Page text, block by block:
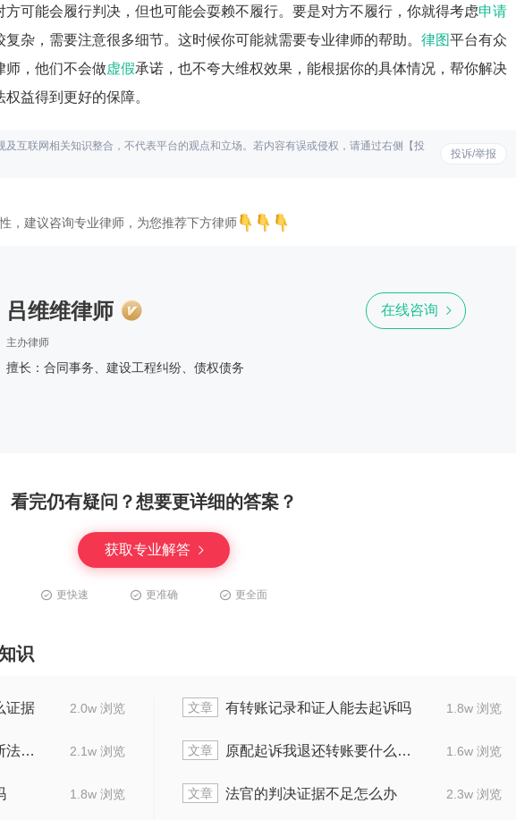
可能会履行判决，但也可能会耍赖不履行。要是对方不履行，你就得考虑申请
复杂，需要注意很多细节。这时候你可能就需要专业律师的帮助。 律图平台有众
师，他们不会做虚假承诺，也不夸大维权效果，能根据你的具体情况，帮你解决
益得到更好的保障。
投诉/举报
互联网相关知识整合，不代表平台的观点和立场。若内容有误或侵权，请通过右侧【投
，建议咨询专业律师，为您推荐下方律师
吕维维律师
主办律师
擅长：合同事务、建设工程纠纷、债权债务
在线咨询
看完仍有疑问？想要更详细的答案？
获取专业解答
更快速 更准确 更全面
识
2.0w 浏览
证据 1.8w 浏览
文章 有转账记录和证人能去起诉吗
2.1w 浏览
到 1.6w 浏览
文章 原配起诉我退还转账要什么证据
1.8w 浏览 2.3w 浏览
文章 法官的判决证据不足怎么办